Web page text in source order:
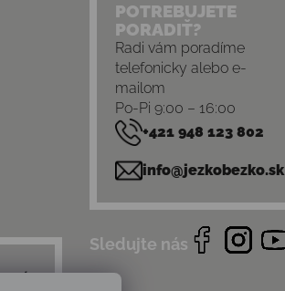
POTREBUJETE
PORADIŤ?
Radi vám poradíme
telefonicky alebo e-
mailom
Po-Pi 9:00 – 16:00
+421 948 123 802
info@jezkobezko.sk
Sledujte nás